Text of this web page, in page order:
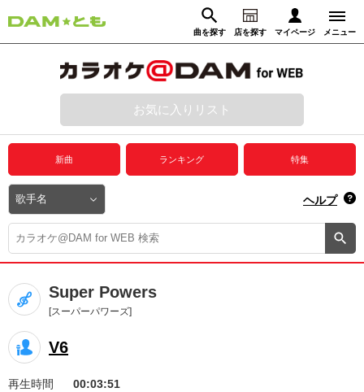
曲を探す 店を探す マイページ メニュー
動画からさがす 録音からさがす
ログイン
プレミアムサービス
DAM★とも動画
DAM★とも録音
カラオケ＠DAM
ユーザー検索
キャンペーン
お気に入りリスト
新曲 ランキング 特集
ヘルプ
Super Powers
[スーパーパワーズ]
V6
再生時間
00:03:51